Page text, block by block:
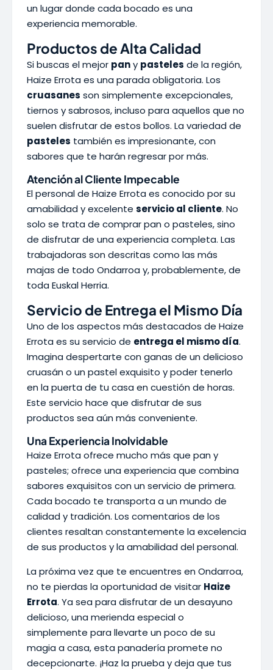
un lugar donde cada bocado es una
experiencia memorable.
Productos de Alta Calidad
Si buscas el mejor pany pasteles de la región,
Haize Errota es una parada obligatoria. Los
cruasanes son simplemente excepcionales,
tiernos y sabrosos, incluso para aquellos que no
suelen disfrutar de estos bollos. La variedad de
pasteles también es impresionante, con
sabores que te harán regresar por más.
Atención al Cliente Impecable
El personal de Haize Errota es conocido por su
amabilidad y excelente servicio al cliente. No
solo se trata de comprar pan o pasteles, sino
de disfrutar de una experiencia completa. Las
trabajadoras son descritas como las más
majas de todo Ondarroa y, probablemente, de
toda Euskal Herria.
Servicio de Entrega el Mismo Día
Uno de los aspectos más destacados de Haize
Errota es su servicio de entrega el mismo día.
Imagina despertarte con ganas de un delicioso
cruasán o un pastel exquisito y poder tenerlo
en la puerta de tu casa en cuestión de horas.
Este servicio hace que disfrutar de sus
productos sea aún más conveniente.
Una Experiencia Inolvidable
Haize Errota ofrece mucho más que pan y
pasteles; ofrece una experiencia que combina
sabores exquisitos con un servicio de primera.
Cada bocado te transporta a un mundo de
calidad y tradición. Los comentarios de los
clientes resaltan constantemente la excelencia
de sus productos y la amabilidad del personal.
La próxima vez que te encuentres en Ondarroa,
no te pierdas la oportunidad de visitar Haize
Errota. Ya sea para disfrutar de un desayuno
delicioso, una merienda especial o
simplemente para llevarte un poco de su
magia a casa, esta panadería promete no
decepcionarte. ¡Haz la prueba y deja que tus